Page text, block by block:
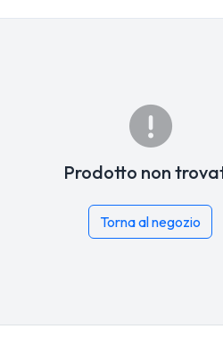
Prodotto non
Torna al negozio